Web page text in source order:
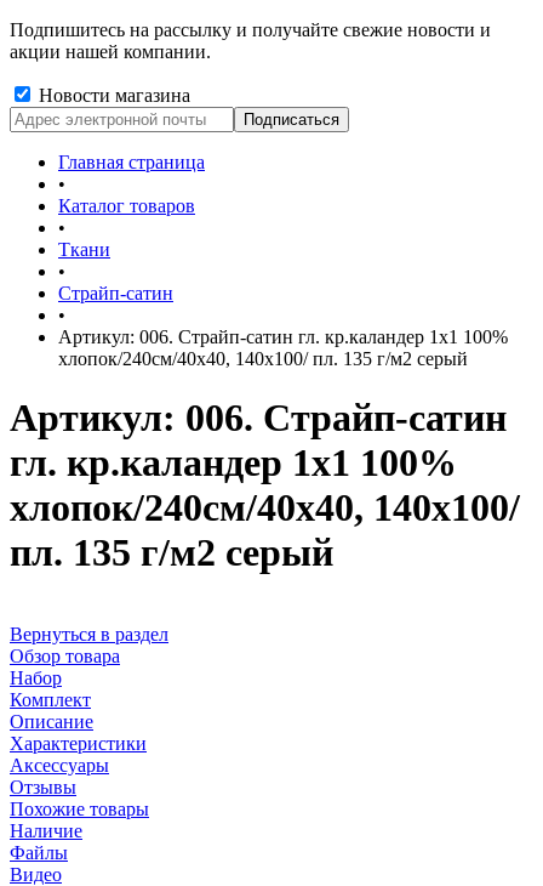
Подпишитесь на рассылку и получайте свежие новости и
акции нашей компании.
Новости магазина
Главная страница
•
Каталог товаров
•
Ткани
•
Страйп-сатин
•
Артикул: 006. Страйп-сатин гл. кр.каландер 1х1 100%
хлопок/240см/40х40, 140х100/ пл. 135 г/м2 серый
Артикул: 006. Страйп-сатин
гл. кр.каландер 1х1 100%
хлопок/240см/40х40, 140х100/
пл. 135 г/м2 серый
Вернуться в раздел
Обзор товара
Набор
Комплект
Описание
Характеристики
Аксессуары
Отзывы
Похожие товары
Наличие
Файлы
Видео